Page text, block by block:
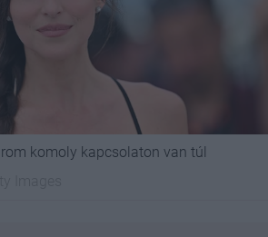
komoly kapcsolaton van túl